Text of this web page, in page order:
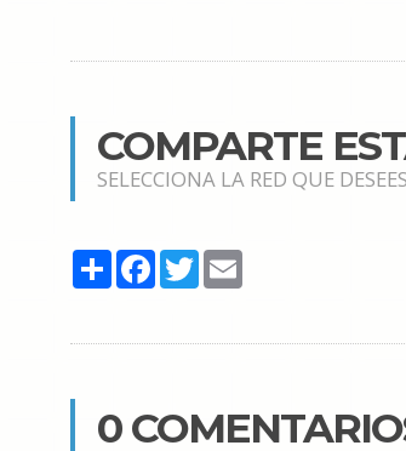
COMPARTE
SELECCIONA LA RED QUE DESEES
ShareFacebook
TwitterEmail
0